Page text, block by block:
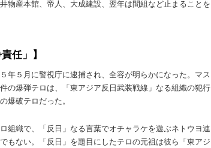
物産本館、帝人、大成建設、翌年は間組など止まることを
任」】
年５月に警視庁に逮捕され、全容が明らかになった。マス
の爆弾テロは、「東アジア反日武装戦線」なる組織の犯行
爆破テロだった。
組織で、「反日」なる言葉でオチャラケを遊ぶネトウヨ連
もない。「反日」を題目にしたテロの元祖は彼ら「東アジ